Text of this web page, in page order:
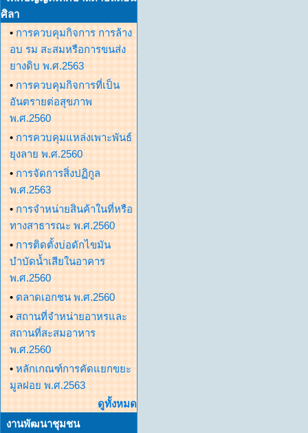
ศิลา
• การควบคุมกิจการ การล้าง
อบ รม สะสมหรือการขนส่ง
ยางดิบ พ.ศ.2563
• การควบคุมกิจการที่เป็น
อันตรายต่อสุขภาพ
พ.ศ.2560
• การควบคุมแหล่งเพาะพันธ์
ยุงลาย พ.ศ.2560
• การจัดการสิ่งปฏิกูล
พ.ศ.2563
• การจำหน่ายสินค้าในที่หรือ
ทางสาธารณะ พ.ศ.2560
• การติดตั้งบ่อดักไขมัน
บำบัดน้ำเสียในอาคาร
พ.ศ.2560
• ตลาดเอกชน พ.ศ.2560
• สถานที่จำหน่ายอาหรและ
สถานที่สะสมอาหาร
พ.ศ.2560
• หลักเกณฑ์การคัดแยกขยะ
มูลฝอย พ.ศ.2563
ดูทั้งหมด
งานพัฒนาชุมชน